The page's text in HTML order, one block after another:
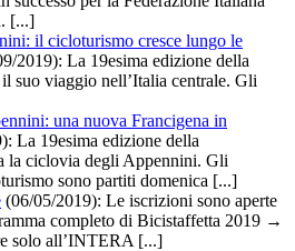
[...]
il cicloturismo cresce lungo le
2019): La 19esima edizione della
suo viaggio nell’Italia centrale. Gli
una nuova Francigena in
La 19esima edizione della
la ciclovia degli Appennini. Gli
sono partiti domenica [...]
(06/05/2019): Le iscrizioni sono aperte
completo di Bicistaffetta 2019 →
solo all’INTERA [...]